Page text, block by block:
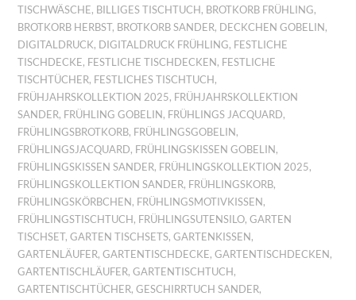
TISCHWÄSCHE, BILLIGES TISCHTUCH , BROTKORB FRÜHLING,
BROTKORB HERBST, BROTKORB SANDER, DECKCHEN GOBELIN ,
DIGITALDRUCK, DIGITALDRUCK FRÜHLING, FESTLICHE
TISCHDECKE, FESTLICHE TISCHDECKEN , FESTLICHE
TISCHTÜCHER, FESTLICHES TISCHTUCH ,
FRÜHJAHRSKOLLEKTION 2025, FRÜHJAHRSKOLLEKTION
SANDER, FRÜHLING GOBELIN , FRÜHLINGS JACQUARD,
FRÜHLINGSBROTKORB, FRÜHLINGSGOBELIN ,
FRÜHLINGSJACQUARD, FRÜHLINGSKISSEN GOBELIN ,
FRÜHLINGSKISSEN SANDER, FRÜHLINGSKOLLEKTION 2025,
FRÜHLINGSKOLLEKTION SANDER, FRÜHLINGSKORB,
FRÜHLINGSKÖRBCHEN , FRÜHLINGSMOTIVKISSEN ,
FRÜHLINGSTISCHTUCH , FRÜHLINGSUTENSILO,GARTEN
TISCHSET,GARTEN TISCHSETS,GARTENKISSEN ,
GARTENLÄUFER,GARTENTISCHDECKE,GARTENTISCHDECKEN ,
GARTENTISCHLÄUFER,GARTENTISCHTUCH ,
GARTENTISCHTÜCHER,GESCHIRRTUCH SANDER,